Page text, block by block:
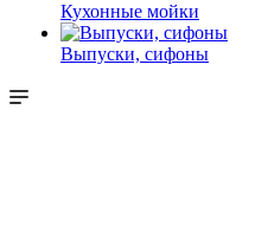
Кухонные мойки
Выпуски, сифоны